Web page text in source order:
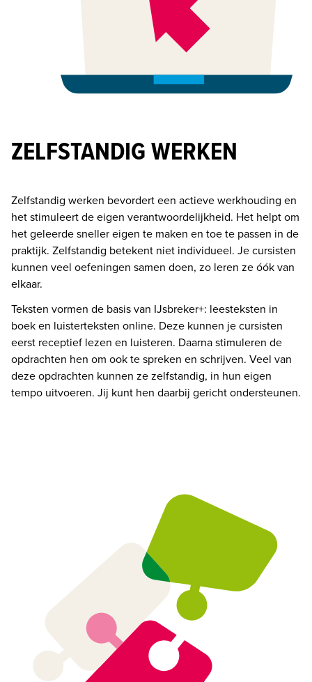
ZELFSTANDIG WERKEN
Zelfstandig werken bevordert een actieve werkhouding en
het stimuleert de eigen verantwoordelijkheid. Het helpt om
het geleerde sneller eigen te maken en toe te passen in de
praktijk. Zelfstandig betekent niet individueel. Je cursisten
kunnen veel oefeningen samen doen, zo leren ze óók van
elkaar.
Teksten vormen de basis van IJsbreker+: leesteksten in
boek en luisterteksten online. Deze kunnen je cursisten
eerst receptief lezen en luisteren. Daarna stimuleren de
opdrachten hen om ook te spreken en schrijven. Veel van
deze opdrachten kunnen ze zelfstandig, in hun eigen